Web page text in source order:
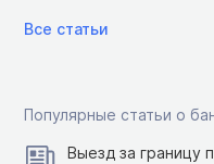
Все статьи
Популярные статьи о
Выезд за границу